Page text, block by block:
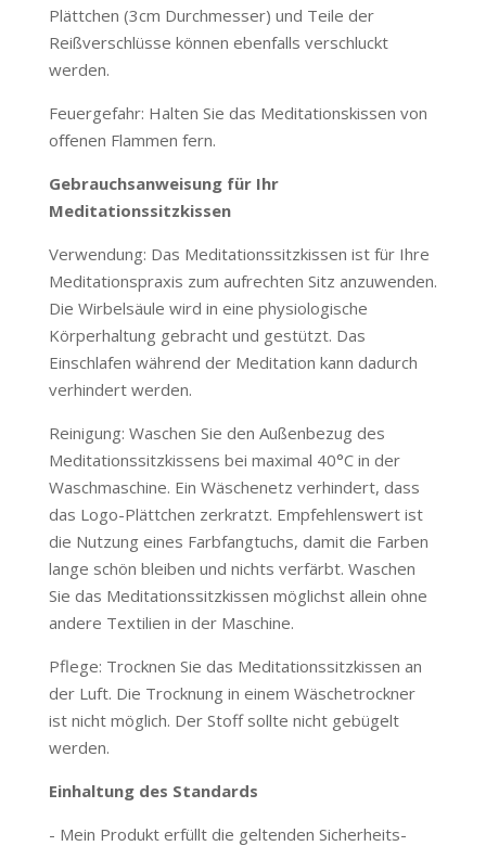
Plättchen (3cm Durchmesser) und Teile der
Reißverschlüsse können ebenfalls verschluckt
werden.
Feuergefahr: Halten Sie das Meditationskissen von
oﬀenen Flammen fern.
Gebrauchsanweisung für Ihr
Meditationssitzkissen
Verwendung: Das Meditationssitzkissen ist für Ihre
Meditationspraxis zum aufrechten Sitz anzuwenden.
Die Wirbelsäule wird in eine physiologische
Körperhaltung gebracht und gestützt. Das
Einschlafen während der Meditation kann dadurch
verhindert werden.
Reinigung: Waschen Sie den Außenbezug des
Meditationssitzkissens bei maximal 40°C in der
Waschmaschine. Ein Wäschenetz verhindert, dass
das Logo-Plättchen zerkratzt. Empfehlenswert ist
die Nutzung eines Farbfangtuchs, damit die Farben
lange schön bleiben und nichts verfärbt. Waschen
Sie das Meditationssitzkissen möglichst allein ohne
andere Textilien in der Maschine.
Pflege: Trocknen Sie das Meditationssitzkissen an
der Luft. Die Trocknung in einem Wäschetrockner
ist nicht möglich. Der Stoff sollte nicht gebügelt
werden.
Einhaltung des Standards
- Mein Produkt erfüllt die geltenden Sicherheits-